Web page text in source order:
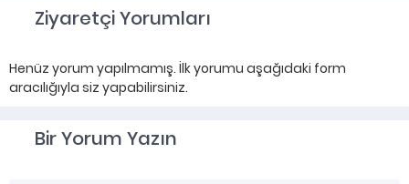
Ziyaretçi Yorumları
Henüz yorum yapılmamış. İlk yorumu aşağıdaki form
aracılığıyla siz yapabilirsiniz.
Bir Yorum Yazın